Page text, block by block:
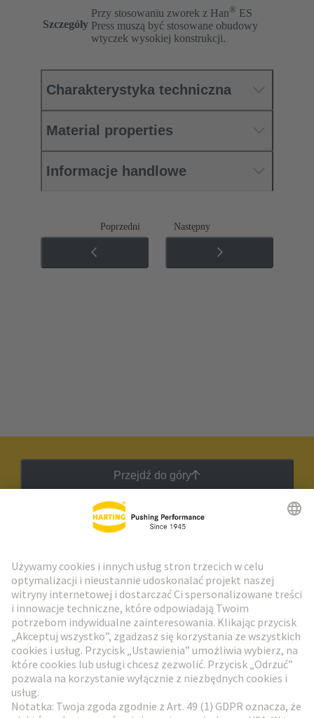
Szczegóły
Przy stosowaniu zworek z Han® ES
Press muszą być stosowane obudowy
wtyczek wysokiej konstrukcji.
Charakterystyka techniczna
Material properties
Informacje handlowe
Poprzedni Następny
Przejdź do góry
Przejdź do rejestracji
Social Media